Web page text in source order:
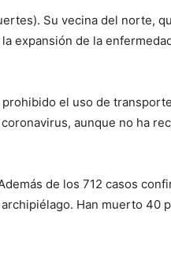
Su vecina del norte,
expansión de la
el uso de
aunque no ha
de los 712 casos
Han muerto 40